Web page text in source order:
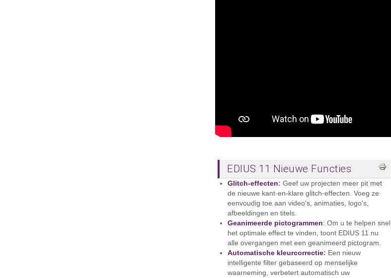
EDIUS 11 Nieuwe Functies
Glitch-effecten: Geef uw projecten meer pit met
de nieuwe kant-en-klare glitch-effecten. Voeg ze
eenvoudig toe aan video's, animaties, logo's,
afbeeldingen en titels.
Geanimeerde pictogrammen: Om u te helpen snel
het optimale effect te vinden, toont EDIUS 11 nu
alle overgangen met een geanimeerd pictogram.
Automatische kleurcorrectie: Een nieuw
intelligente filter gebaseerd op menselijke
waarneming, verbetert automatisch uw